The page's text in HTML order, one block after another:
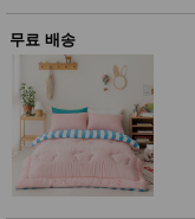
성장발
달교육
용품
패
션
어른내
의
유/아동
내의
가방/지
무료 배송